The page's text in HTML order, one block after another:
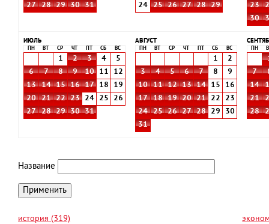
27
28 29 30 31
24
25 26 27 28 29
23
30
ИЮЛЬ
ПН ВТ СР ЧТ СБ ВС
1 2 3 4
5
6
7 8 9 10 11
12
13
14 15 16 17 18
19
20
21 22 23 24 25
26
27
28 29 30 31
АВГУСТ
ПН ВТ СР ЧТ СБ ВС
1
2
3
4 5 6 7 8
9
10
11 12 13 14 15
16
17
18 19 20 21 22
23
24
25 26 27 28 29
30
31
ПН
7
14
21
28
Название
история (319)